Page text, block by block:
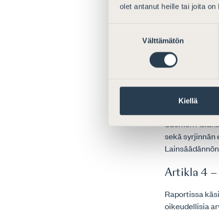
olet antanut heille tai joita
Välttämätön
Kiellä
Raportissa
14,5 %:iin
Suomen
sekä syrjinnän
Artikla 4
Raportissa
oikeudellisia